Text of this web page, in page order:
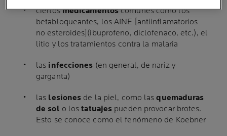
ciertosmedicamentoscomunes como los
betabloqueantes, los AINE [antiinflamatorios
no esteroides](ibuprofeno, diclofenaco, etc.), el
litio y los tratamientos contra la malaria
las infecciones (en general, de nariz y
garganta)
las lesiones de la piel, como lasquemaduras
de sol o lostatuajes pueden provocar brotes.
Esto se conoce como el fenómeno de Koebner